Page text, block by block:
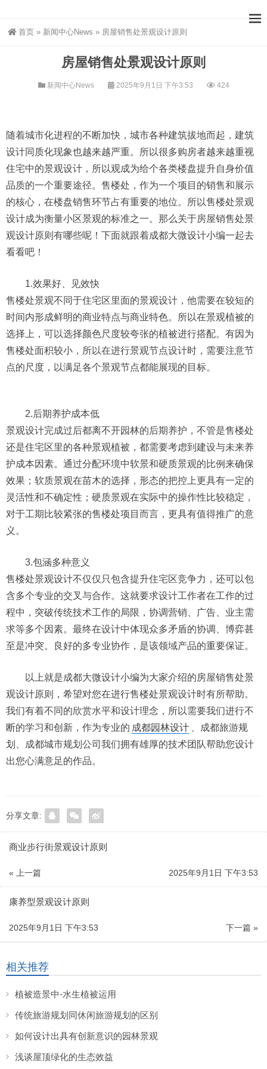
首页 » 新闻中心News » 房屋销售处景观设计原则
房屋销售处景观设计原则
新闻中心News 2025年9月1日 下午3:53 424
随着城市化进程的不断加快，城市各种建筑拔地而起，建筑
设计同质化现象也越来越严重。所以很多购房者越来越重视
住宅中的景观设计，所以观成为给个各类楼盘提升自身价值
品质的一个重要途径。售楼处，作为一个项目的销售和展示
的核心，在楼盘销售环节占有重要的地位。所以售楼处景观
设计成为衡量小区景观的标准之一。那么关于房屋销售处景
观设计原则有哪些呢！下面就跟着成都大微设计小编一起去
看看吧！
1.效果好、见效快
售楼处景观不同于住宅区里面的景观设计，他需要在较短的
时间内形成鲜明的商业特点与商业特色。所以在景观植被的
选择上，可以选择颜色尺度较夸张的植被进行搭配。有因为
售楼处面积较小，所以在进行景观节点设计时，需要注意节
点的尺度，以满足各个景观节点都能展现的目标。
2.后期养护成本低
景观设计完成过后都离不开园林的后期养护，不管是售楼处
还是住宅区里的各种景观植被，都需要考虑到建设与未来养
护成本因素。通过分配环境中软景和硬质景观的比例来确保
效果；软质景观在苗木的选择，形态的把控上更具有一定的
灵活性和不确定性；硬质景观在实际中的操作性比较稳定，
对于工期比较紧张的售楼处项目而言，更具有值得推广的意
义。
3.包涵多种意义
售楼处景观设计不仅仅只包含提升住宅区竞争力，还可以包
含多个专业的交叉与合作。这就要求设计工作者在工作的过
程中，突破传统技术工作的局限，协调营销、广告、业主需
求等多个因素。最终在设计中体现众多矛盾的协调、博弈甚
至是冲突。良好的多专业协作，是该领域产品的重要保证。
以上就是成都大微设计小编为大家介绍的房屋销售处景
观设计原则，希望对您在进行售楼处景观设计时有所帮助。
我们有着不同的欣赏水平和设计理念，所以需要我们进行不
断的学习和创新，作为专业的 成都园林设计
、成都旅游规
划、成都城市规划公司我们拥有雄厚的技术团队帮助您设计
出您心满意足的作品。
分享文章:
商业步行街景观设计原则
« 上一篇 2025年9月1日 下午3:53
康养型景观设计原则
下一篇 »
2025年9月1日 下午3:53
相关推荐
植被造景中-水生植被运用
传统旅游规划同休闲旅游规划的区别
如何设计出具有创新意识的园林景观
浅谈屋顶绿化的生态效益